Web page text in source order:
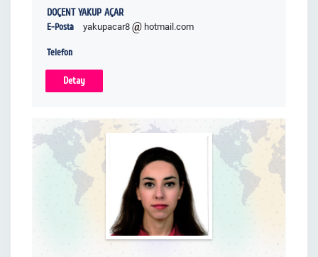
DOÇENT YAKUP AÇAR
E-Posta yakupacar8 hotmail.com
Telefon
Detay